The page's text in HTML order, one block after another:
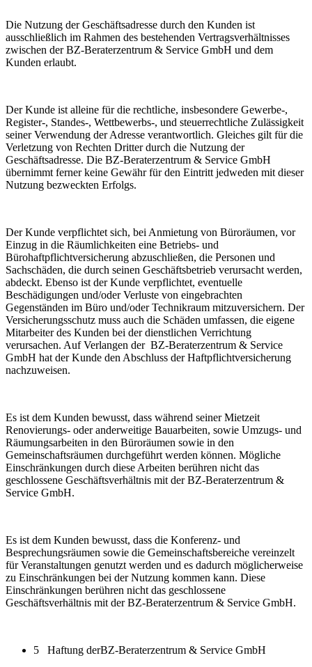
Die Nutzung der Geschäftsadresse durch den Kunden ist
ausschließlich im Rahmen des bestehenden Vertragsverhältnisses
zwischen der BZ-Beraterzentrum & Service GmbH und dem
Kunden erlaubt.
Der Kunde ist alleine für die rechtliche, insbesondere Gewerbe-,
Register-, Standes-, Wettbewerbs-, und steuerrechtliche Zulässigkeit
seiner Verwendung der Adresse verantwortlich. Gleiches gilt für die
Verletzung von Rechten Dritter durch die Nutzung der
Geschäftsadresse. Die BZ-Beraterzentrum & Service GmbH
übernimmt ferner keine Gewähr für den Eintritt jedweden mit dieser
Nutzung bezweckten Erfolgs.
Der Kunde verpflichtet sich, bei Anmietung von Büroräumen, vor
Einzug in die Räumlichkeiten eine Betriebs- und
Bürohaftpflichtversicherung abzuschließen, die Personen und
Sachschäden, die durch seinen Geschäftsbetrieb verursacht werden,
abdeckt. Ebenso ist der Kunde verpflichtet, eventuelle
Beschädigungen und/oder Verluste von eingebrachten
Gegenständen im Büro und/oder Technikraum mitzuversichern. Der
Versicherungsschutz muss auch die Schäden umfassen, die eigene
Mitarbeiter des Kunden bei der dienstlichen Verrichtung
verursachen. Auf Verlangen der BZ-Beraterzentrum & Service
GmbH hat der Kunde den Abschluss der Haftpflichtversicherung
nachzuweisen.
Es ist dem Kunden bewusst, dass während seiner Mietzeit
Renovierungs- oder anderweitige Bauarbeiten, sowie Umzugs- und
Räumungsarbeiten in den Büroräumen sowie in den
Gemeinschaftsräumen durchgeführt werden können. Mögliche
Einschränkungen durch diese Arbeiten berühren nicht das
geschlossene Geschäftsverhältnis mit der BZ-Beraterzentrum &
Service GmbH.
Es ist dem Kunden bewusst, dass die Konferenz- und
Besprechungsräumen sowie die Gemeinschaftsbereiche vereinzelt
für Veranstaltungen genutzt werden und es dadurch möglicherweise
zu Einschränkungen bei der Nutzung kommen kann. Diese
Einschränkungen berühren nicht das geschlossene
Geschäftsverhältnis mit der BZ-Beraterzentrum & Service GmbH.
5 Haftung derBZ-Beraterzentrum & Service GmbH